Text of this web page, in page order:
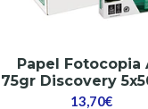
Papel Fotocopia
75gr Discovery
13,70€